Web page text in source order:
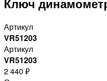
Ключ
Артикул
VR51203
Артикул
VR51203
2 440 ₽